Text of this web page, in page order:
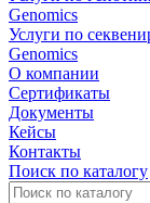
Genomics
Услуги по
Genomics
О компании
Сертификаты
Документы
Кейсы
Контакты
Поиск по каталогу